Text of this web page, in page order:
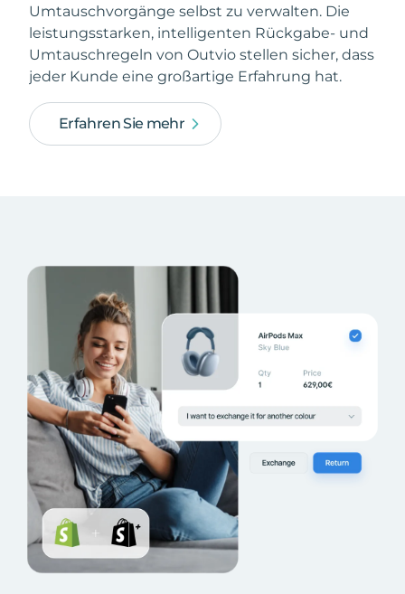
Umtauschvorgänge selbst zu verwalten. Die
leistungsstarken, intelligenten Rückgabe- und
Umtauschregeln von Outvio stellen sicher, dass
jeder Kunde eine großartige Erfahrung hat.
Erfahren Sie mehr